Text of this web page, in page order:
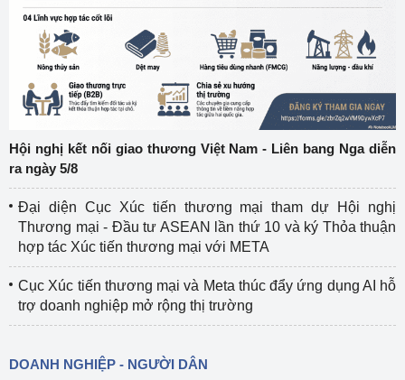
Hội nghị kết nối giao thương Việt Nam - Liên bang Nga diễn
ra ngày 5/8
Đại diện Cục Xúc tiến thương mại tham dự Hội nghị
Thương mại - Đầu tư ASEAN lần thứ 10 và ký Thỏa thuận
hợp tác Xúc tiến thương mại với META
Cục Xúc tiến thương mại và Meta thúc đẩy ứng dụng AI hỗ
trợ doanh nghiệp mở rộng thị trường
DOANH NGHIỆP - NGƯỜI DÂN